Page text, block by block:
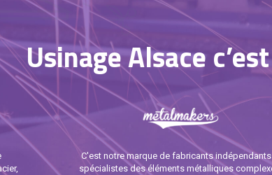
Usinage Alsace
C'est notre marque de fabricants
spécialistes des éléments métalliques